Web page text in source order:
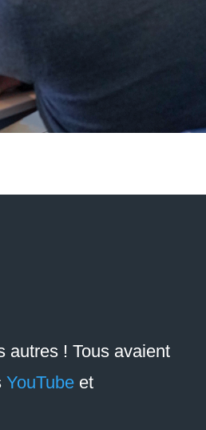
autres ! Tous avaient
YouTube et